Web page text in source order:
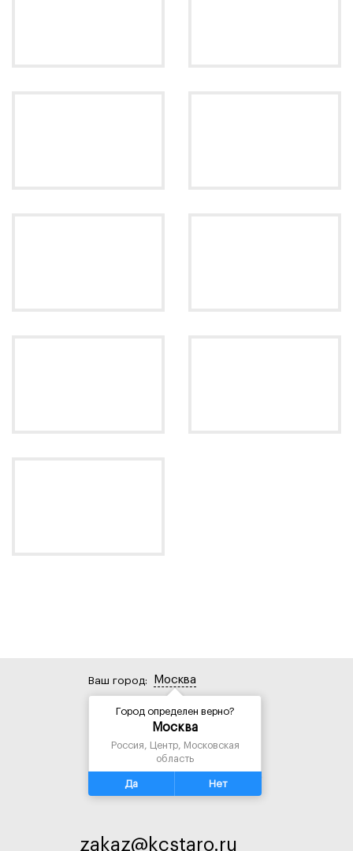
Ваш город: Москва
Город определен верно?
Москва
Россия, Центр, Московская
область
Да Нет
+7 (495) 419-17-72
+7 (495) 543-60-10
zakaz@kcstaro.ru